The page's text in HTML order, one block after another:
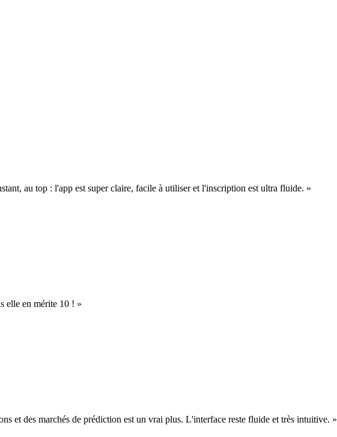
au top : l'app est super claire, facile à utiliser et l'inscription est ultra fluide. »
elle en mérite 10 ! »
et des marchés de prédiction est un vrai plus. L'interface reste fluide et très intuitive. »